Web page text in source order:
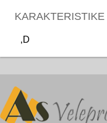
KARAKTERISTIKE
‚D